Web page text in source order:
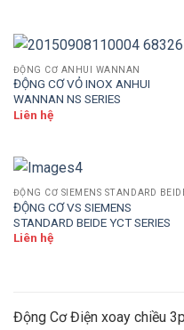
ĐỘNG CƠ ANHUI WANNAN
ĐỘNG CƠ VỎ INOX ANHUI
WANNAN NS SERIES
Liên hệ
ĐỘNG CƠ SIEMENS STANDARD
ĐỘNG CƠ VS SIEMENS
STANDARD BEIDE YCT SERIES
Liên hệ
Động Cơ Điện xoay chiều